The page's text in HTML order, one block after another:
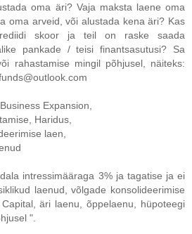
oma äri? Vaja maksta laene oma
oma arveid, või alustada kena äri? Kas
skoor ja teil on raske saada
pankade / teisi finantsasutusi? Sa
rahastamise mingil põhjusel, näiteks:
Expansion,
Haridus,
laen,
intressimääraga 3% ja tagatise ja ei
laenud, võlgade konsolideerimise
äri laenu, õppelaenu, hüpoteegi
".